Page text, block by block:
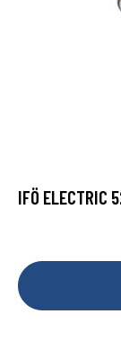
IFÖ ELECTRIC